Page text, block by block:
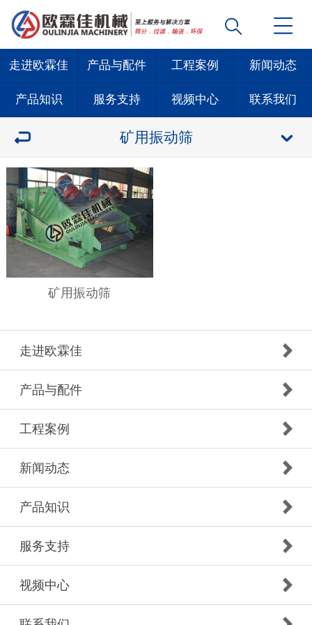
走进欧霖佳 产品与配件 工程案例 新闻动态
产品知识 服务支持 视频中心 联系我们
矿用振动筛
矿用振动筛
走进欧霖佳
产品与配件
工程案例
新闻动态
产品知识
服务支持
视频中心